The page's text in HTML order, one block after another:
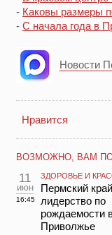
- Каковы размеры
- С начала года в
Новости
Нравится
ВОЗМОЖНО, ВАМ
11
июн
16:45
ЗДОРОВЬЕ И
Пермский
лидерство по
рождаемости
Приволжье